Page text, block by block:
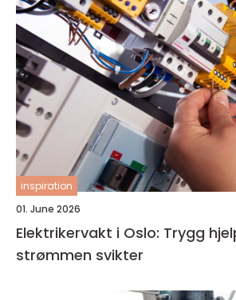
inspiration
01. June 2026
Elektrikervakt i Oslo: Trygg
strømmen svikter